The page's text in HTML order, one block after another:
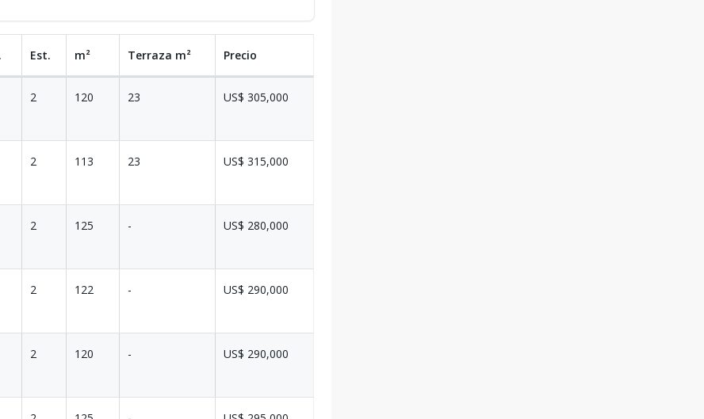
Est. m² Terraza m² Precio
2 120 23 US$ 305,000
2 113 23 US$ 315,000
2 125 - US$ 280,000
2 122 - US$ 290,000
2 120 - US$ 290,000